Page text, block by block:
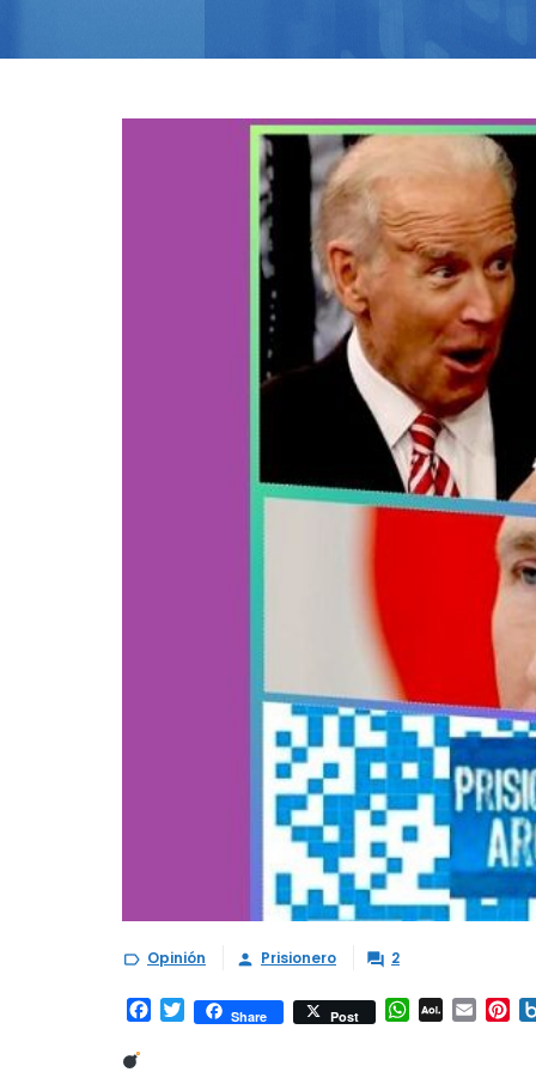
 Opinión  Prisionero  2
Facebook
TwitterShare Post WhatsApp
AOL Email